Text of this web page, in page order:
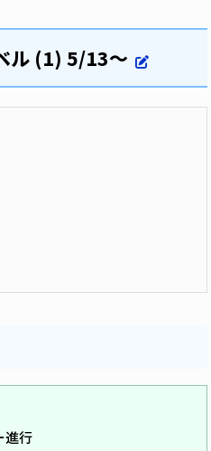
ル (1) 5/13～
進行